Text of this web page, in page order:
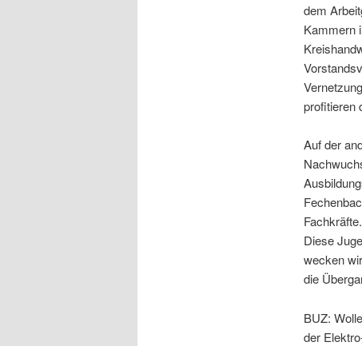
dem
Kammern
profitieren
Auf der
Diese
wecken
die
BUZ:
der